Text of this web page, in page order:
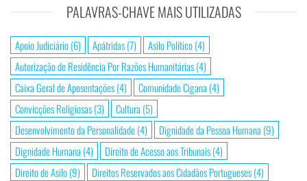
PALAVRAS-CHAVE MAIS UTILIZADAS
Apoio Judiciário(6) Apátridas(7) Asilo Político(4)
Autorização de Residência Por Razões Humanitárias(4)
Caixa Geral de Aposentações(4) Comunidade Cigana (4)
Convicções Religiosas(3) Cultura (5)
Desenvolvimento da Personalidade(4) Dignidade da Pessoa Humana (9)
Dignidade Humana (4) Direito de Acesso aos Tribunais(4)
Direito de Asilo(9) Direitos Reservados aos Cidadãos Portugueses(4)